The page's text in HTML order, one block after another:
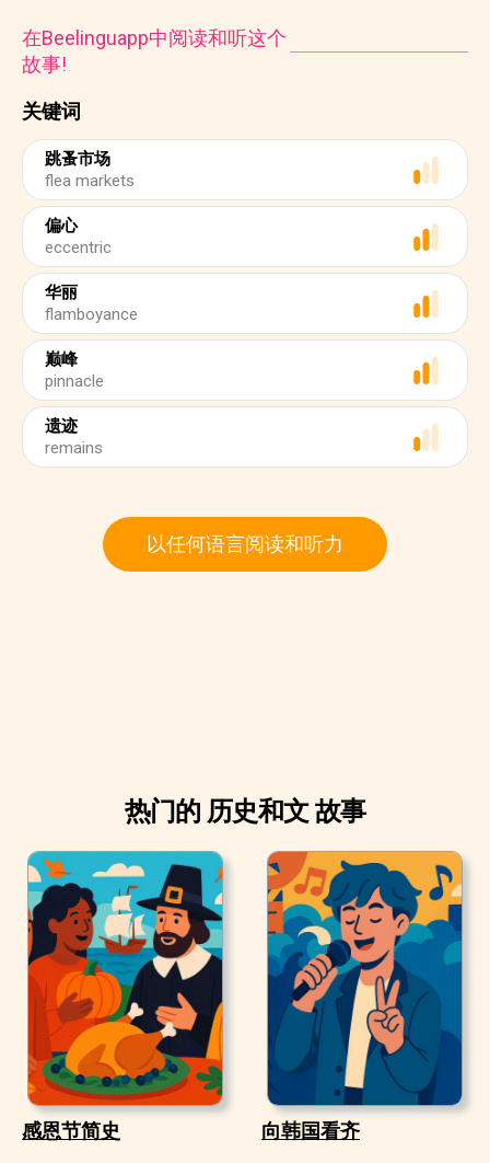
关键词
跳蚤市场
flea markets
偏心
eccentric
华丽
flamboyance
巅峰
pinnacle
遗迹
remains
在Beelinguapp中阅读和听这个
故事!
以任何语言阅读和听力
热门的 历史和文 故事
感恩节简史 向韩国看齐